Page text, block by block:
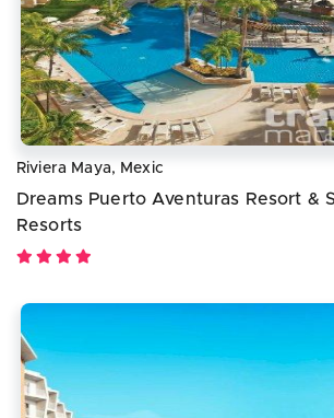
Riviera Maya, Mexic
Dreams Puerto Aventuras Resort &
Resorts